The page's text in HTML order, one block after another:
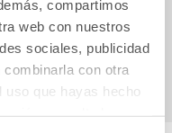
compartimos
web con nuestros
sociales, publicidad
con otra
uso que hayas hecho
10,95€
Comprar